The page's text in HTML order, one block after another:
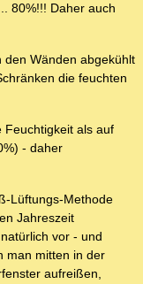
80%!!! Daher auch
den Wänden abgekühlt
die feuchten
Feuchtigkeit als auf
- daher
Lüftungs-Methode
Jahreszeit
vor - und
man mitten in der
aufreißen,